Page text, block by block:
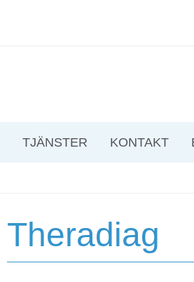
TJÄNSTER KONTAKT
Theradiag